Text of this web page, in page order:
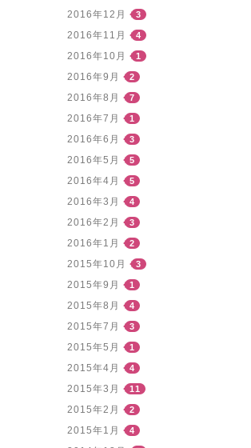
2016年12月 3
2016年11月 4
2016年10月 1
2016年9月 2
2016年8月 7
2016年7月 1
2016年6月 3
2016年5月 5
2016年4月 5
2016年3月 4
2016年2月 3
2016年1月 2
2015年10月 3
2015年9月 1
2015年8月 4
2015年7月 3
2015年5月 1
2015年4月 4
2015年3月 11
2015年2月 2
2015年1月 4